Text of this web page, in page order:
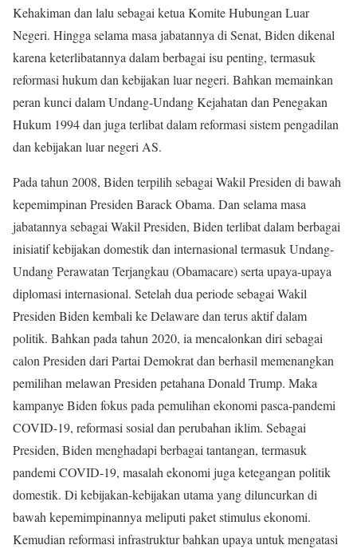
Kehakiman dan lalu sebagai ketua Komite Hubungan Luar
Negeri. Hingga selama masa jabatannya di Senat, Biden dikenal
karena keterlibatannya dalam berbagai isu penting, termasuk
reformasi hukum dan kebijakan luar negeri. Bahkan memainkan
peran kunci dalam Undang-Undang Kejahatan dan Penegakan
Hukum 1994 dan juga terlibat dalam reformasi sistem pengadilan
dan kebijakan luar negeri AS.
Pada tahun 2008, Biden terpilih sebagai Wakil Presiden di bawah
kepemimpinan Presiden Barack Obama. Dan selama masa
jabatannya sebagai Wakil Presiden, Biden terlibat dalam berbagai
inisiatif kebijakan domestik dan internasional termasuk Undang-
Undang Perawatan Terjangkau (Obamacare) serta upaya-upaya
diplomasi internasional. Setelah dua periode sebagai Wakil
Presiden Biden kembali ke Delaware dan terus aktif dalam
politik. Bahkan pada tahun 2020, ia mencalonkan diri sebagai
calon Presiden dari Partai Demokrat dan berhasil memenangkan
pemilihan melawan Presiden petahana Donald Trump. Maka
kampanye Biden fokus pada pemulihan ekonomi pasca-pandemi
COVID-19, reformasi sosial dan perubahan iklim. Sebagai
Presiden, Biden menghadapi berbagai tantangan, termasuk
pandemi COVID-19, masalah ekonomi juga ketegangan politik
domestik. Di kebijakan-kebijakan utama yang diluncurkan di
bawah kepemimpinannya meliputi paket stimulus ekonomi.
Kemudian reformasi infrastruktur bahkan upaya untuk mengatasi